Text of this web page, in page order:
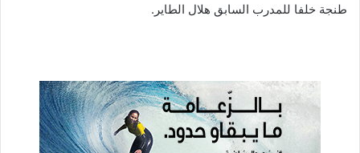
طنجة خلفا للمدرب السابق هلال الطاير.